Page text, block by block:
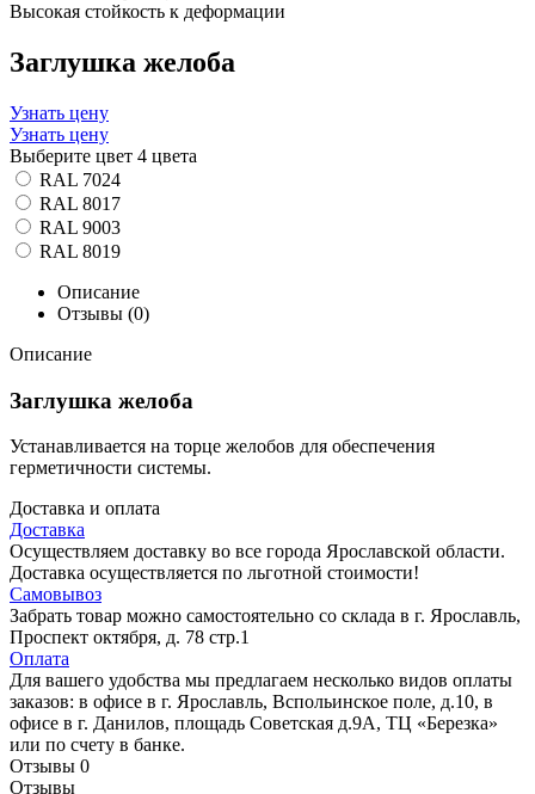
Высокая стойкость к деформации
Заглушка желоба
Узнать цену
Узнать цену
Выберите цвет 4 цвета
RAL 7024
RAL 8017
RAL 9003
RAL 8019
Описание
Отзывы (0)
Описание
Заглушка желоба
Устанавливается на торце желобов для обеспечения
герметичности системы.
Доставка и оплата
Доставка
Осуществляем доставку во все города Ярославской области.
Доставка осуществляется по льготной стоимости!
Самовывоз
Забрать товар можно самостоятельно со склада в г. Ярославль,
Проспект октября, д. 78 стр.1
Оплата
Для вашего удобства мы предлагаем несколько видов оплаты
заказов: в офисе в г. Ярославль, Вспольинское поле, д.10, в
офисе в г. Данилов, площадь Советская д.9А, ТЦ «Березка»
или по счету в банке.
Отзывы 0
Отзывы